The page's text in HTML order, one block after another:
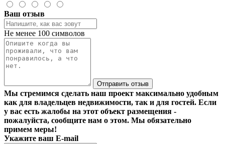
Ваш отзыв
Не менее 100 символов
Отправить отзыв
Мы стремимся сделать наш проект максимально удобным
как для владельцев недвижимости, так и для гостей. Если
у вас есть жалобы на этот объект размещения -
пожалуйста, сообщите нам о этом. Мы обязательно
примем меры!
Укажите ваш E-mail